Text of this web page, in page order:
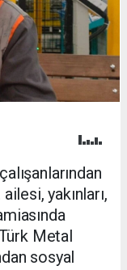
yakınları,
Metal
sosyal